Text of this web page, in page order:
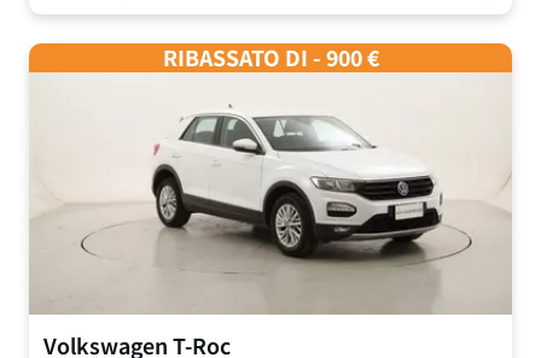
RIBASSATO DI - 900 €
VolkswagenT-Roc